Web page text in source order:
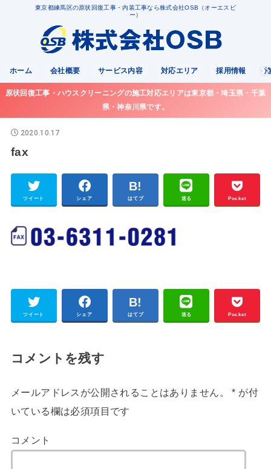
東京都練馬区の原状回復工事・内装工事なら株式会社OSB（オーエスビ
ー）
ホーム 会社概要 サービス内容 対応エリア 採用情報
原状回復工事・ハウスクリーニングの施工対応エリアは東京都・埼玉県・千葉
県・神奈川県です。
2020.10.17
fax
ツイート シェア はてブ 送る Pocket
ツイート シェア はてブ 送る Pocket
コメントを残す
メールアドレスが公開されることはありません。 * が付
いている欄は必須項目です
コメント